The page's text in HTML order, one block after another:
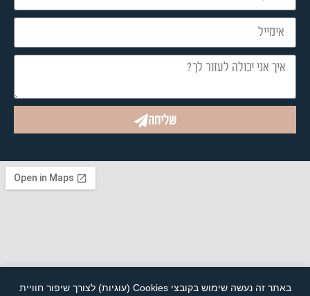
שליחה
באתר זה נעשה שימוש בקובצי Cookies (עוגיות) לצורך שיפור חוויית